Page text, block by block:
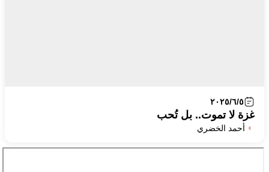
٢٠٢٥/٦/٥
غزة لا تموت.. بل تُحب
أحمد الخضري